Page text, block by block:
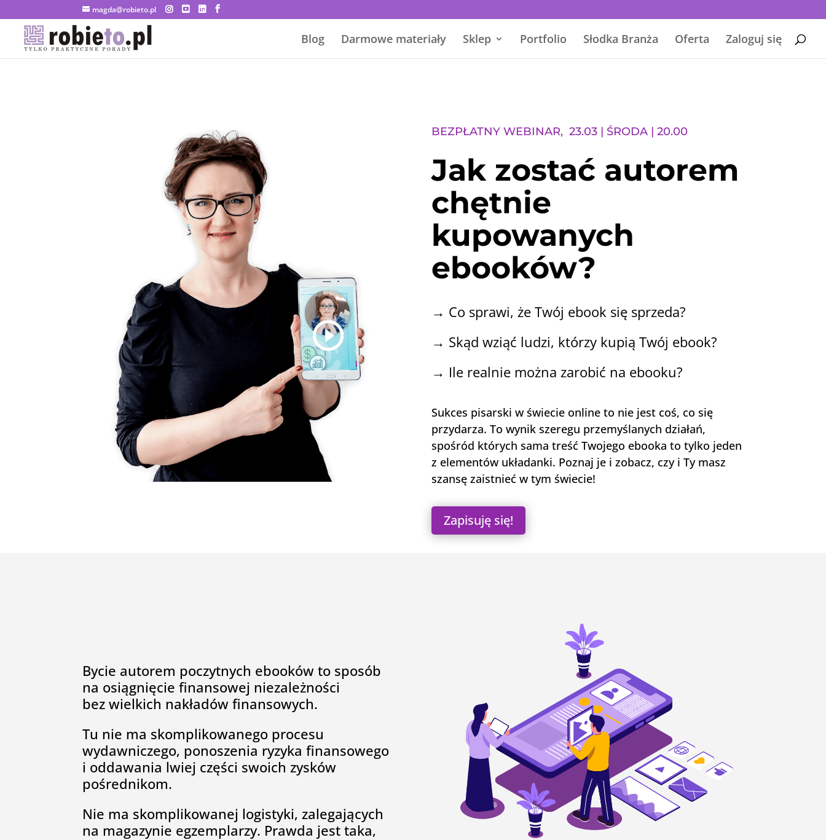
magda@robieto.pl
Blog Darmowe materiały Sklep Portfolio Słodka Branża Oferta Zaloguj się
BEZPŁATNY WEBINAR, 23.03 | ŚRODA | 20.00
Jak zostać autorem
chętnie
kupowanych
ebooków?
→ Co sprawi, że Twój ebook się sprzeda?
→ Skąd wziąć ludzi, którzy kupią Twój ebook?
→ Ile realnie można zarobić na ebooku?
Sukces pisarski w świecie online to nie jest coś, co się
przydarza. To wynik szeregu przemyślanych działań,
spośród których sama treść Twojego ebooka to tylko jeden
z elementów układanki. Poznaj je i zobacz, czy i Ty masz
szansę zaistnieć w tym świecie!
Zapisuję się!
Bycie autorem poczytnych ebooków to sposób
na osiągnięcie finansowej niezależności
bez wielkich nakładów finansowych.
Tu nie ma skomplikowanego procesu
wydawniczego, ponoszenia ryzyka finansowego
i oddawania lwiej części swoich zysków
pośrednikom.
Nie ma skomplikowanej logistyki, zalegających
na magazynie egzemplarzy. Prawda jest taka,